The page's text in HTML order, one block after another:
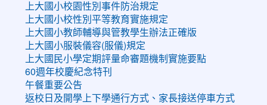
上大國小校園性別事件防治規定
上大國小校性別平等教育實施規定
上大國小教師輔導與管教學生辦法正確版
上大國小服裝儀容(服儀)規定
上大國民小學定期評量命審題機制實施要點
60週年校慶紀念特刊
午餐重要公告
返校日及開學上下學通行方式、家長接送停車方式